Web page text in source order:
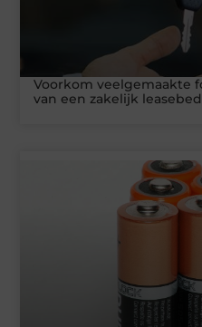
Voorkom veelgemaakte
van een zakelijk